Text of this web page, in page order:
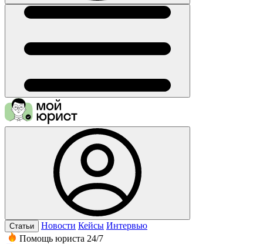
Статьи Новости Кейсы Интервью
Помощь юриста 24/7